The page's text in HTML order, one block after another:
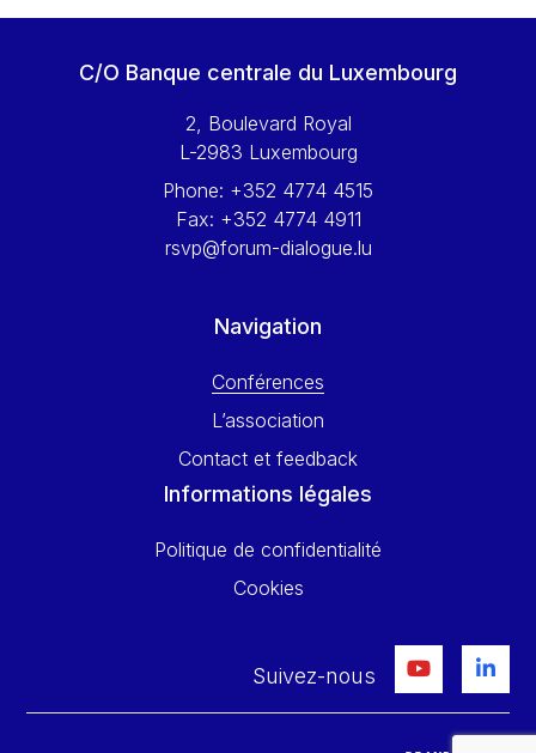
C/O Banque centrale du Luxembourg
2, Boulevard Royal
L-2983 Luxembourg
Phone: +352 4774 4515
Fax: +352 4774 4911
rsvp@forum-dialogue.lu
Navigation
Conférences
L’association
Contact et feedback
Informations légales
Politique de confidentialité
Cookies
Suivez-nous